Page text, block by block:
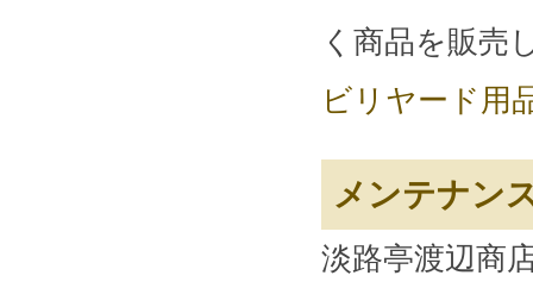
く商品を販売
ビリヤード用
メンテナン
淡路亭渡辺商